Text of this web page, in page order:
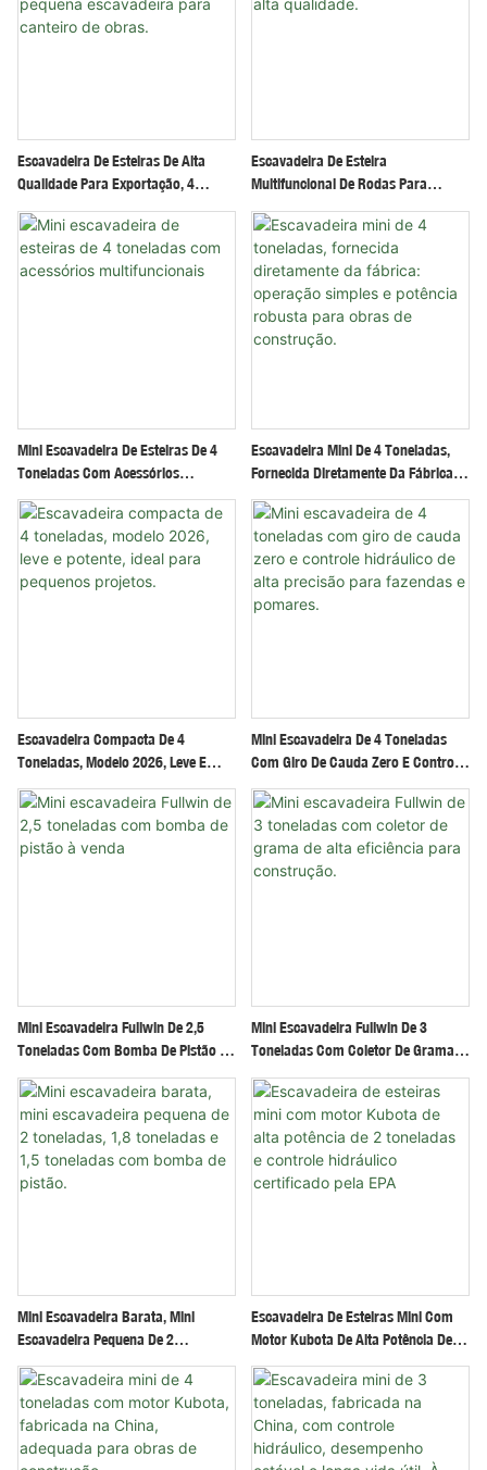
Escavadeira De Esteiras De Alta
Qualidade Para Exportação, 4
Toneladas, Pequena Escavadeira
Para Canteiro De Obras.
Escavadeira De Esteira
Multifuncional De Rodas Para
Construção Civil, Barata E De Alta
Qualidade.
Mini Escavadeira De Esteiras De 4
Toneladas Com Acessórios
Multifuncionais
Escavadeira Mini De 4 Toneladas,
Fornecida Diretamente Da Fábrica:
Operação Simples E Potência
Robusta Para Obras De Construção.
Escavadeira Compacta De 4
Toneladas, Modelo 2026, Leve E
Potente, Ideal Para Pequenos
Projetos.
Mini Escavadeira De 4 Toneladas
Com Giro De Cauda Zero E Controle
Hidráulico De Alta Precisão Para
Fazendas E Pomares.
Mini Escavadeira Fullwin De 2,5
Toneladas Com Bomba De Pistão À
Venda
Mini Escavadeira Fullwin De 3
Toneladas Com Coletor De Grama
De Alta Eficiência Para Construção.
Mini Escavadeira Barata, Mini
Escavadeira Pequena De 2
Toneladas, 1,8 Toneladas E 1,5
Toneladas Com Bomba De Pistão.
Escavadeira De Esteiras Mini Com
Motor Kubota De Alta Potência De 2
Toneladas E Controle Hidráulico
Certificado Pela EPA